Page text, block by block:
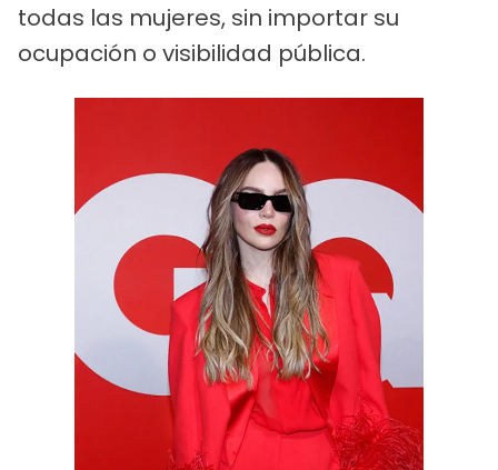
todas las mujeres, sin importar su
ocupación o visibilidad pública.